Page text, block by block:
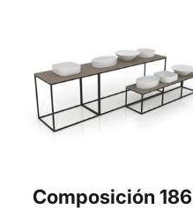
Composición 186